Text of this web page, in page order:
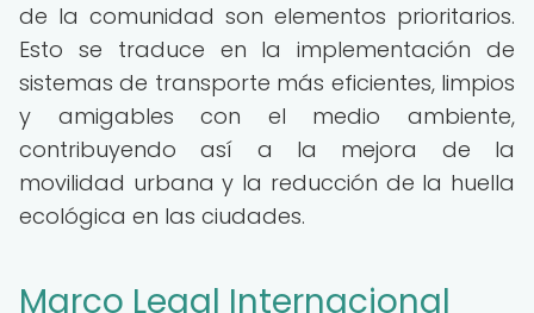
de la comunidad son elementos prioritarios.
Esto se traduce en la implementación de
sistemas de transporte más eficientes, limpios
y amigables con el medio ambiente,
contribuyendo así a la mejora de la
movilidad urbana y la reducción de la huella
ecológica en las ciudades.
Marco Legal Internacional